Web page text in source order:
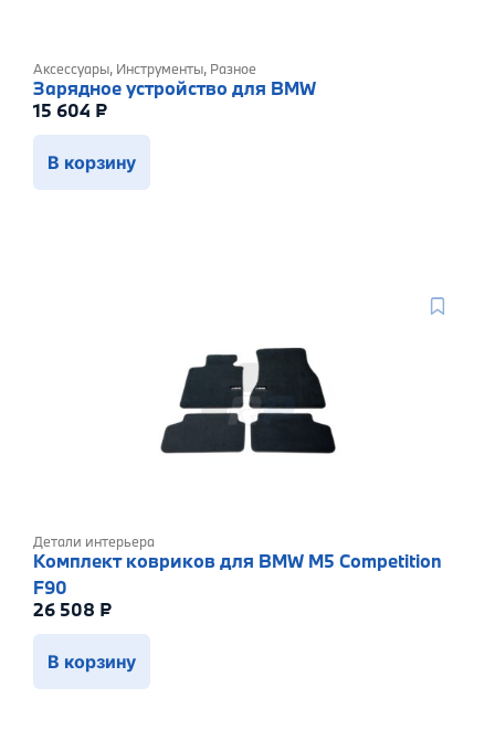
Аксессуары, Инструменты, Разное
Зарядное устройство для BMW
15 604 ₽
В корзину
Детали интерьера
Комплект ковриков для BMW M5 Competition
F90
26 508 ₽
В корзину